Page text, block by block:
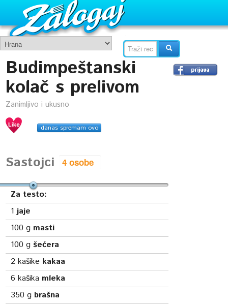
Budimpeštanski
kolač s prelivom
Zanimljivo i ukusno
danas spremam ovo
Sastojci
Za testo:
1 jaje
100 g masti
100 gšećera
2 kašike kakaa
6 kašika mleka
350 g brašna